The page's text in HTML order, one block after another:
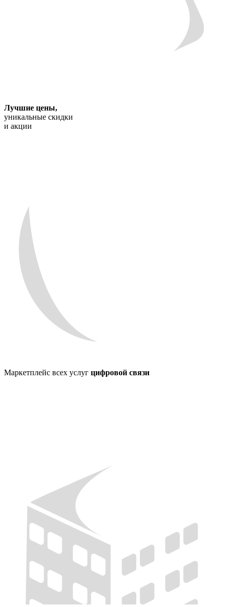
Лучшие цены,
уникальные скидки
и акции
Маркетплейс всех услуг цифровой связи